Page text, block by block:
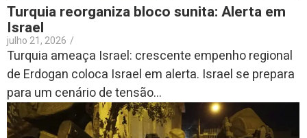
Turquia reorganiza bloco sunita: Alerta em
Israel
julho 21, 2026 /
Turquia ameaça Israel: crescente empenho regional
de Erdogan coloca Israel em alerta. Israel se prepara
para um cenário de tensão...